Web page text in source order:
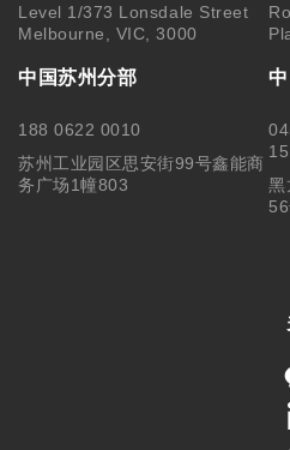
Level 1/373 Lonsdale Street
Melbourne, VIC, 3000
中国苏州分部
188 0622 0010
苏州工业园区思安街99号鑫能商
务广场1幢803
黑